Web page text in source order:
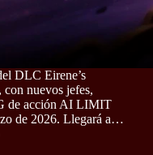
DLC Eirene’s
nuevos jefes,
de acción AI LIMIT
de 2026. Llegará a…